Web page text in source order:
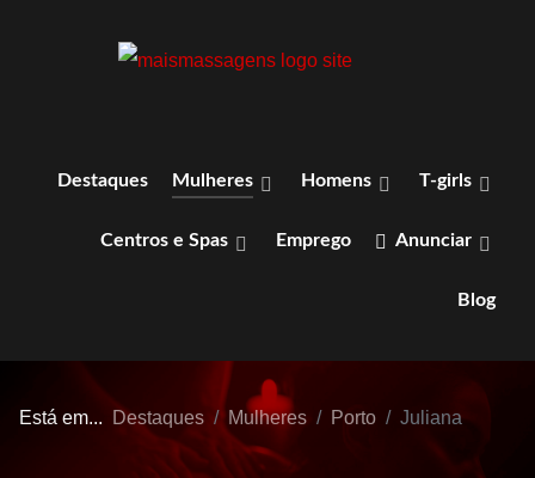
Destaques Mulheres Homens T-girls
Centros e Spas Emprego Anunciar
Blog
Está em... Destaques Mulheres Porto Juliana